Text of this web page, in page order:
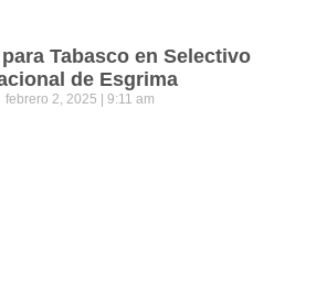
Tabasco en Selectivo
de Esgrima
febrero 2, 2025 9:11 am